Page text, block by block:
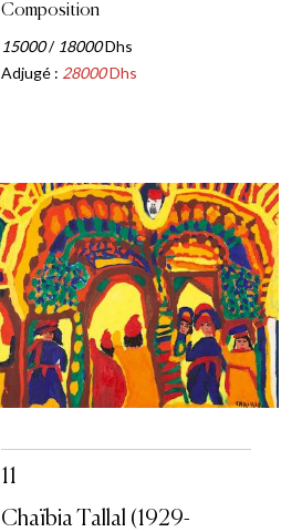
Composition
15000/ 18000Dhs
Adjugé : 28000Dhs
11
Chaïbia Tallal (1929-